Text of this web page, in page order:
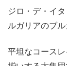
ジロ・デ・イ
ルガリアのブル
平坦なコース